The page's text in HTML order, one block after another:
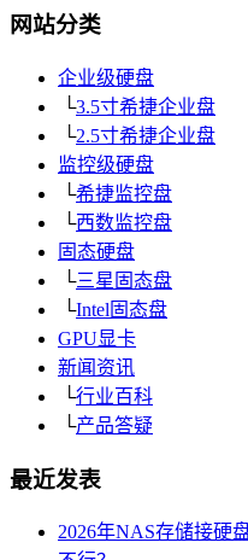
网站分类
企业级硬盘
└3.5寸希捷企业盘
└2.5寸希捷企业盘
监控级硬盘
└希捷监控盘
└西数监控盘
固态硬盘
└三星固态盘
└Intel固态盘
GPU显卡
新闻资讯
└行业百科
└产品答疑
最近发表
2026年NAS存储接硬